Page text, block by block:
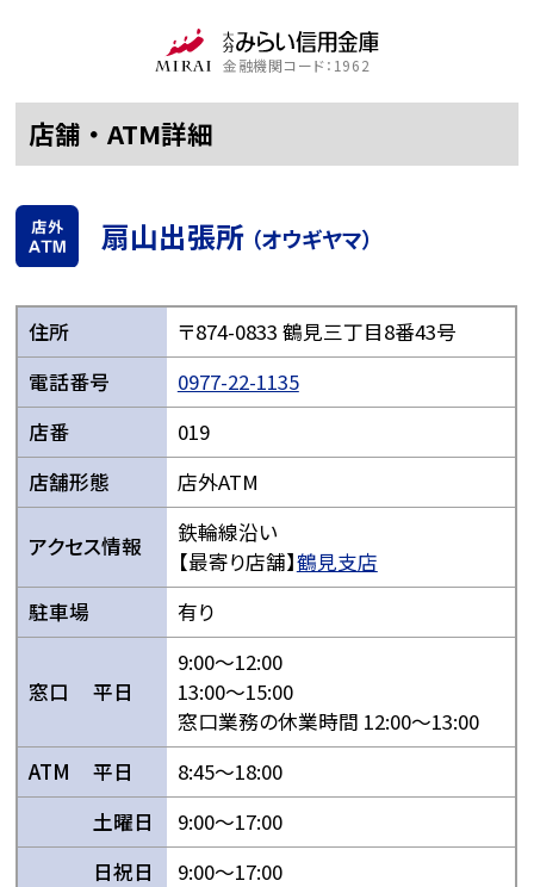
金融機関コード：1962
店舗・ATM詳細
扇山出張所 （オウギヤマ）
住所
〒874-0833 鶴見三丁目8番43号
電話番号
0977-22-1135
店番
019
店舗形態
店外ATM
アクセス情報
鉄輪線沿い
【最寄り店舗】鶴見支店
駐車場
有り
窓口 平日
9:00〜12:00
13:00〜15:00
窓口業務の休業時間 12:00〜13:00
ATM
平日
8:45〜18:00
土曜日
9:00〜17:00
日祝日
9:00〜17:00